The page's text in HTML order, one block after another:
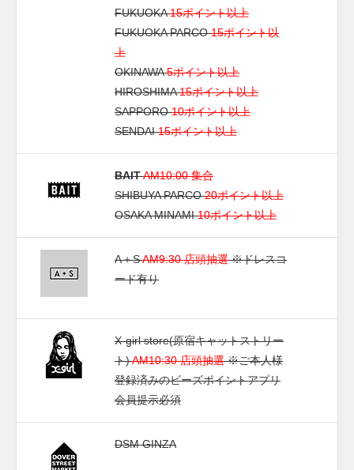
FUKUOKA15ポイント以上
FUKUOKA PARCO15ポイント以
上
OKINAWA5ポイント以上
HIROSHIMA15ポイント以上
SAPPORO10ポイント以上
SENDAI15ポイント以上
BAITAM10:00 集合
SHIBUYA PARCO20ポイント以上
OSAKA MINAMI10ポイント以上
A＋SAM9:30 店頭抽選※ドレスコ
ード有り
X-girl store(原宿キャットストリー
ト)AM10:30 店頭抽選※ご本人様
登録済みのビーズポイントアプリ
会員提示必須
DSM GINZA